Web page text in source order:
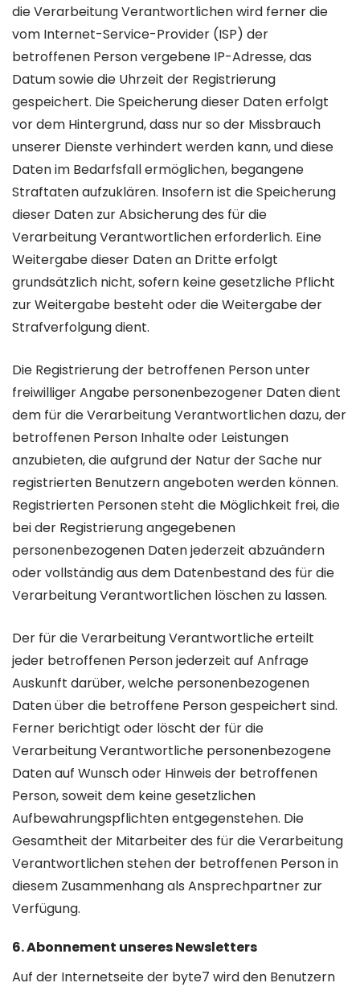
die Verarbeitung Verantwortlichen wird ferner die
vom Internet-Service-Provider (ISP) der
betroffenen Person vergebene IP-Adresse, das
Datum sowie die Uhrzeit der Registrierung
gespeichert. Die Speicherung dieser Daten erfolgt
vor dem Hintergrund, dass nur so der Missbrauch
unserer Dienste verhindert werden kann, und diese
Daten im Bedarfsfall ermöglichen, begangene
Straftaten aufzuklären. Insofern ist die Speicherung
dieser Daten zur Absicherung des für die
Verarbeitung Verantwortlichen erforderlich. Eine
Weitergabe dieser Daten an Dritte erfolgt
grundsätzlich nicht, sofern keine gesetzliche Pflicht
zur Weitergabe besteht oder die Weitergabe der
Strafverfolgung dient.
Die Registrierung der betroffenen Person unter
freiwilliger Angabe personenbezogener Daten dient
dem für die Verarbeitung Verantwortlichen dazu, der
betroffenen Person Inhalte oder Leistungen
anzubieten, die aufgrund der Natur der Sache nur
registrierten Benutzern angeboten werden können.
Registrierten Personen steht die Möglichkeit frei, die
bei der Registrierung angegebenen
personenbezogenen Daten jederzeit abzuändern
oder vollständig aus dem Datenbestand des für die
Verarbeitung Verantwortlichen löschen zu lassen.
Der für die Verarbeitung Verantwortliche erteilt
jeder betroffenen Person jederzeit auf Anfrage
Auskunft darüber, welche personenbezogenen
Daten über die betroffene Person gespeichert sind.
Ferner berichtigt oder löscht der für die
Verarbeitung Verantwortliche personenbezogene
Daten auf Wunsch oder Hinweis der betroffenen
Person, soweit dem keine gesetzlichen
Aufbewahrungspflichten entgegenstehen. Die
Gesamtheit der Mitarbeiter des für die Verarbeitung
Verantwortlichen stehen der betroffenen Person in
diesem Zusammenhang als Ansprechpartner zur
Verfügung.
6. Abonnement unseres Newsletters
Auf der Internetseite der byte7 wird den Benutzern